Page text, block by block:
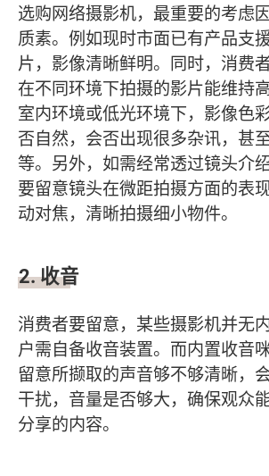
选购网络摄影机，最重要的考虑
质素。例如现时市面已有产品支
片，影像清晰鲜明。同时，消费
在不同环境下拍摄的影片能维持
室内环境或低光环境下，影像色
否自然，会否出现很多杂讯，甚
等。另外，如需经常透过镜头介
要留意镜头在微距拍摄方面的表
动对焦，清晰拍摄细小物件。
2.收音
消费者要留意，某些摄影机并无
户需自备收音装置。而内置收音
留意所撷取的声音够不够清晰，
干扰，音量是否够大，确保观众
分享的内容。